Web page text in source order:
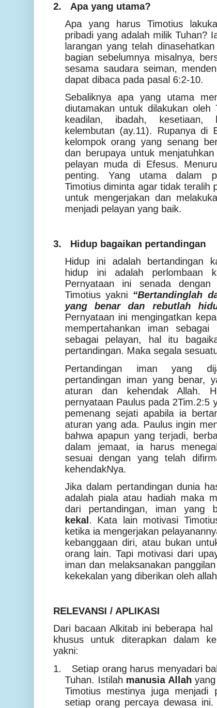
2.
Apa yang utama?
Apa yang harus Timotius
pribadi yang adalah milik Tuhan?
larangan yang telah
bagian sebelumnya misalnya,
sesama saudara seiman,
dapat dibaca pada pasal 6:2-10.
Sebaliknya apa yang utama
diutamakan untuk dilakukan oleh
keadilan, ibadah, kesetiaan,
kelembutan (ay.11). Rupanya di
kelompok orang yang senang
dan berupaya untuk
pelayan muda di Efesus.
penting. Yang utama dalam
Timotius diminta agar tidak teralih
untuk mengerjakan dan
menjadi pelayan yang baik.
3.
Hidup bagaikan pertandingan
Hidup ini adalah bertandingan
hidup ini adalah perlombaan
Pernyataan ini senada
Timotius yakni “Bertandinglah
yang benar dan rebutlah
Pernyataan ini mengingatkan
mempertahankan iman
sebagai pelayan, hal itu
pertandingan. Maka segala
Pertandingan iman yang
pertandingan iman yang benar,
aturan dan kehendak Allah.
pernyataan Paulus pada 2Tim.2:5
pemenang sejati apabila ia
aturan yang ada. Paulus ingin
bahwa apapun yang terjadi,
dalam jemaat, ia harus
sesuai dengan yang telah
kehendakNya.
Jika dalam pertandingan dunia
adalah piala atau hadiah maka
dari pertandingan, iman yang
kekal . Kata lain motivasi
ketika ia mengerjakan
kebanggaan diri, atau bukan
orang lain. Tapi motivasi dari
iman dan melaksanakan
kekekalan yang diberikan oleh
RELEVANSI / APLIKASI
Dari bacaan Alkitab ini beberapa
khusus untuk diterapkan dalam
yakni:
1.
Setiap orang harus menyadari
Tuhan. Istilah manusia Allah
Timotius mestinya juga menjadi
setiap orang percaya dewasa